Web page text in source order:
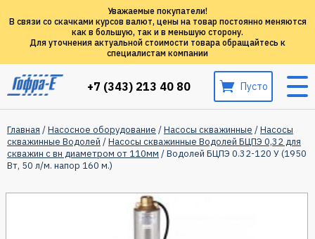
Уважаемые покупатели!
В связи со скачками курсов валют, цены на товар постоянно меняются
как в большую, так и в меньшую сторону.
Для уточнения актуальной стоимости товара обращайтесь к
специалистам компании
+7 (343) 213 40 80 Пусто
Главная /Насосное оборудование /Насосы скважинные /Насосы
скважинные Водолей /Насосы скважинные Водолей БЦПЭ 0,32 для
скважин с вн диаметром от 110мм / Водолей БЦПЭ 0.32-120 У (1950
Вт, 50 л/м. напор 160 м.)